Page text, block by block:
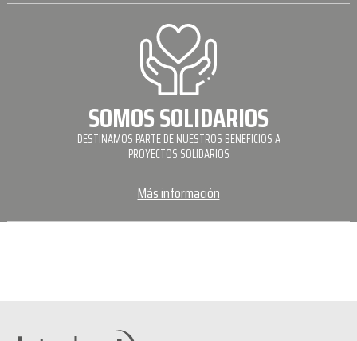
SOMOS SOLIDARIOS
DESTINAMOS PARTE DE NUESTROS BENEFICIOS A
PROYECTOS SOLIDARIOS
Más información